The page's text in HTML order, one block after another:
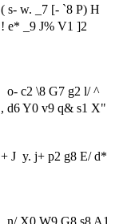
( s- w. _7 [- `8 P) H
! e* _9 J% V1 ]2
o- c2 \8 G7 g2 l/ ^
, d6 Y0 v9 q& s1 X"
+ J y. j+ p2 g8 E/ d*
. n/ X0 W9 G8 s8 A1